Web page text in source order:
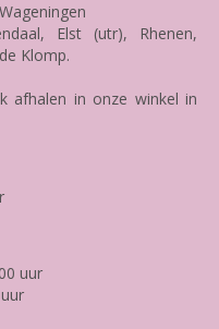
Elst (utr), Rhenen,
Klomp.
afhalen in onze winkel in
uur